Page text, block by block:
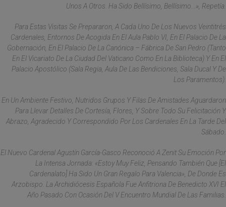
Unos A Otros. Ha Sido Bellísimo, Bellísimo...», Repetía.
Para Estas Visitas Se Prepararon, A Cada Uno De Los Nuevos Veintitrés
Cardenales, Entornos De Acogida En El Aula Pablo VI, En El Palacio De La
Gobernación, En El Palacio De La Canónica – Fábrica De San Pedro (tanto
En El Vicariato De La Ciudad Del Vaticano Como En La Biblioteca) Y En El
Palacio Apostólico (Sala Regia, Aula De Las Bendiciones, Sala Ducal Y De
Los Paramentos).
En Un Ambiente Festivo, Nutridos Grupos Y Filas De Amistades Aguardaron
Para Llevar Detalles De Cortesía, Flores, Y Sobre Todo Su Felicitación Y
Abrazo, Agradecido Y Correspondido Por Los Cardenales En La Tarde Del
Sábado.
El Nuevo Cardenal Agustín García-Gasco Reconoció A Zenit Su Emoción Por
La Intensa Jornada: «Estoy Muy Feliz, Pensando También Que [el
Cardenalato] Ha Sido Un Gran Regalo Para Valencia», De Donde Es
Arzobispo. La Archidiócesis Española Fue Anfitriona De Benedicto XVI El
Año Pasado Con Ocasión Del V Encuentro Mundial De Las Familias.